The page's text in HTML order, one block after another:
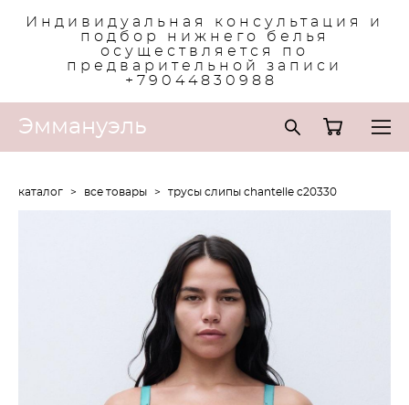
Индивидуальная консультация и
подбор нижнего белья
осуществляется по
предварительной записи
+79044830988
Эммануэль
каталог > все товары > трусы слипы chantelle c20330